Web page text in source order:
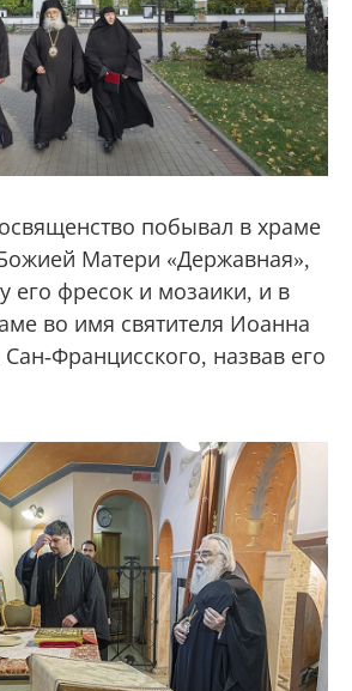
побывал в храме
Матери «Державная»,
его фресок и мозаики, и в
во имя святителя Иоанна
Францисского, назвав его